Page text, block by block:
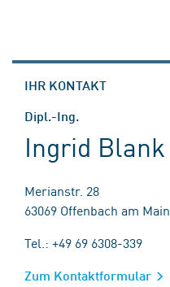
IHR KONTAKT
Dipl.-Ing.
Ingrid Blank
Merianstr. 28
63069 Offenbach am Main
Tel.: +49 69 6308-339
Zum Kontaktformular